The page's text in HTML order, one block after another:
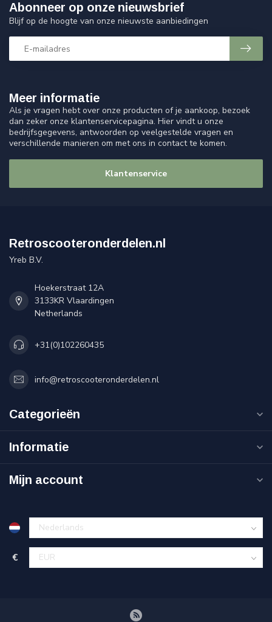
Meer informatie
Als je vragen hebt over onze producten of je aankoop, bezoek
dan zeker onze klantenservicepagina. Hier vindt u onze
bedrijfsgegevens, antwoorden op veelgestelde vragen en
verschillende manieren om met ons in contact te komen.
Klantenservice
Abonneer op onze nieuwsbrief
Blijf op de hoogte van onze nieuwste aanbiedingen
Retroscooteronderdelen.nl
Yreb B.V.
Hoekerstraat 12A
3133KR Vlaardingen
Netherlands
+31(0)102260435
info@retroscooteronderdelen.nl
Categorieën
Informatie
Mijn account
€